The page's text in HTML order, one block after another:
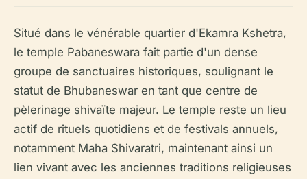
Situé dans le vénérable quartier d'Ekamra Kshetra,
le temple Pabaneswara fait partie d'un dense
groupe de sanctuaires historiques, soulignant le
statut de Bhubaneswar en tant que centre de
pèlerinage shivaïte majeur. Le temple reste un lieu
actif de rituels quotidiens et de festivals annuels,
notamment Maha Shivaratri, maintenant ainsi un
lien vivant avec les anciennes traditions religieuses